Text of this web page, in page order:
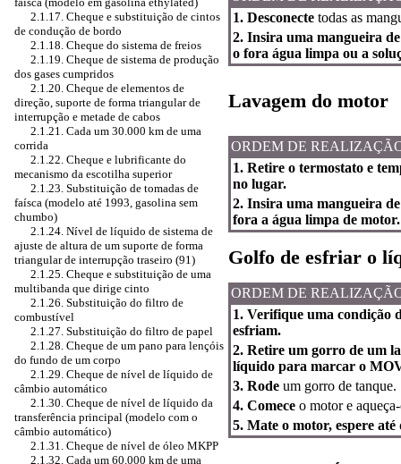
2.1.17. Cheque e substituição de cintos
de condução de bordo
2.1.18. Cheque do sistema de freios
2.1.19. Cheque de sistema de produção
dos gases cumpridos
2.1.20. Cheque de elementos de
direção, suporte de forma triangular de
interrupção e metade de cabos
2.1.21. Cada um 30.000 km de uma
corrida
2.1.22. Cheque e lubrificante do
mecanismo da escotilha superior
2.1.23. Substituição de tomadas de
faísca (modelo até 1993, gasolina sem
chumbo)
2.1.24. Nível de líquido de sistema de
ajuste de altura de um suporte de forma
triangular de interrupção traseiro (91)
2.1.25. Cheque e substituição de uma
multibanda que dirige cinto
2.1.26. Substituição do filtro de
combustível
2.1.27. Substituição do filtro de papel
2.1.28. Cheque de um pano para lençóis
do fundo de um corpo
2.1.29. Cheque de nível de líquido de
câmbio automático
2.1.30. Cheque de nível de líquido da
transferência principal (modelo com o
câmbio automático)
2.1.31. Cheque de nível de óleo MKPP
2.1.32. Cada um 60.000 km de uma
1. Desconecte todas as
2. Insira uma mangueira
o fora água limpa ou a
Lavagem do motor
ORDEM DE
1. Retire o termostato e
no lugar.
2. Insira uma mangueira
fora a água limpa de motor.
Golfo de esfriar o
ORDEM DE
1. Verifique uma condição
esfriam.
2. Retire um gorro de um
líquido para marcar o
3. Rode um gorro de tanque.
4. Comece o motor e
5. Mate o motor, espere